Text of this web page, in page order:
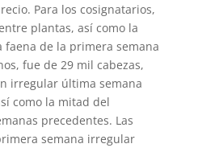
Para los cosignatarios,
plantas, así como la
faena de la primera semana
fue de 29 mil cabezas,
irregular última semana
como la mitad del
precedentes. Las
semana irregular